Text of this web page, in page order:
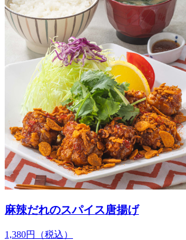
麻辣だれのスパイス唐揚げ
1,380円 （税込）